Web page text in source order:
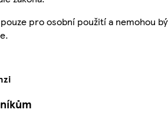
pro osobní použití a nemohou